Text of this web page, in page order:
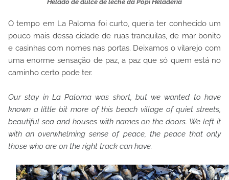
Helado de dulce de leche da Popi Heladería
O tempo em La Paloma foi curto, queria ter conhecido um
pouco mais dessa cidade de ruas tranquilas, de mar bonito
e casinhas com nomes nas portas. Deixamos o vilarejo com
uma enorme sensação de paz, a paz que só quem está no
caminho certo pode ter.
Our stay in La Paloma was short, but we wanted to have
known a little bit more of this beach village of quiet streets,
beautiful sea and houses with names on the doors. We left it
with an overwhelming sense of peace, the peace that only
those who are on the right track can have.